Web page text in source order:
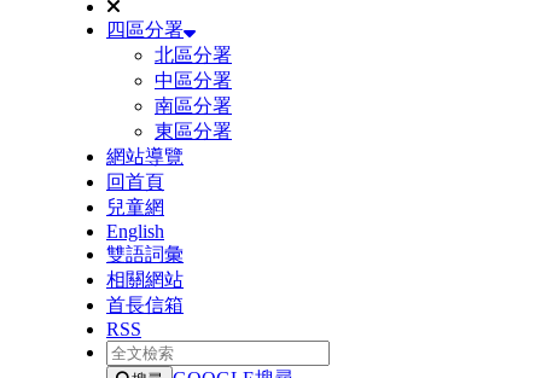
四區分署
北區分署
中區分署
南區分署
東區分署
網站導覽
回首頁
兒童網
English
雙語詞彙
相關網站
首長信箱
RSS
全文檢索